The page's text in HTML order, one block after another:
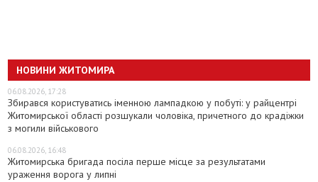
НОВИНИ ЖИТОМИРА
06.08.2026, 17:28
Збирався користуватись іменною лампадкою у побуті: у райцентрі
Житомирської області розшукали чоловіка, причетного до крадіжки
з могили військового
06.08.2026, 16:48
Житомирська бригада посіла перше місце за результатами
ураження ворога у липні